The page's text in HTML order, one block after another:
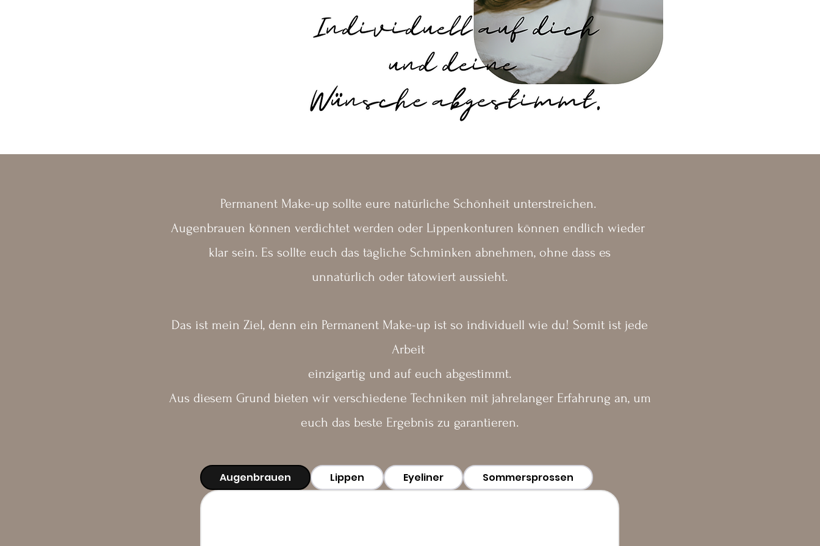
Permanent Make-up sollte eure natürliche Schönheit unterstreichen.
Augenbrauen können verdichtet werden oder Lippenkonturen können endlich wieder
klar sein. Es sollte euch das tägliche Schminken abnehmen, ohne dass es
unnatürlich oder tätowiert aussieht.
Das ist mein Ziel, denn ein Permanent Make-up ist so individuell wie du! Somit ist jede
Arbeit
einzigartig und auf euch abgestimmt.
Aus diesem Grund bieten wir verschiedene Techniken mit jahrelanger Erfahrung an, um
euch das beste Ergebnis zu garantieren.
Augenbrauen Lippen Eyeliner Sommersprossen